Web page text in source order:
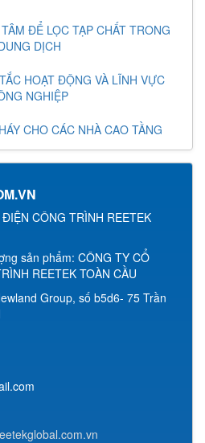
ĐỂ LỌC TẠP CHẤT TRONG
DỊCH
HOẠT ĐỘNG VÀ LĨNH VỰC
NGHIỆP
CHO CÁC NHÀ CAO TẦNG
CÔNG TRÌNH REETEK
sản phẩm: CÔNG TY CỔ
REETEK TOÀN CẦU
Group, số b5d6- 75 Trần